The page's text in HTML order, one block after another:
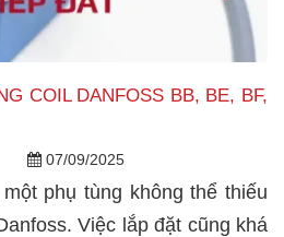
COIL DANFOSS BB, BE, BF,
07/09/2025
phụ tùng không thể thiếu
Việc lắp đặt cũng khá